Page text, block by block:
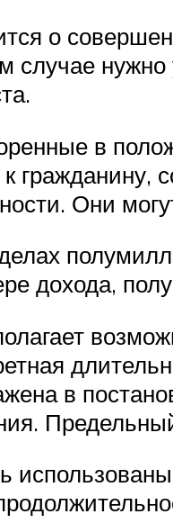
о
случае
в
гражданину,
Они
дохода,
в